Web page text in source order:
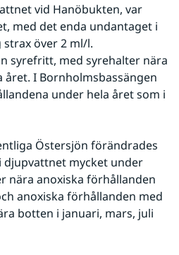
vid Hanöbukten, var
med det enda undantaget i
över 2 ml/l.
syrefritt, med syrehalter nära
I Bornholmsbassängen
under hela året som i
Östersjön förändrades
djupvattnet mycket under
nära anoxiska förhållanden
anoxiska förhållanden med
botten i januari, mars, juli